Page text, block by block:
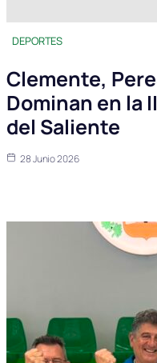
DEPORTES
Clemente,
Dominan en la
del Saliente
28 Junio 2026